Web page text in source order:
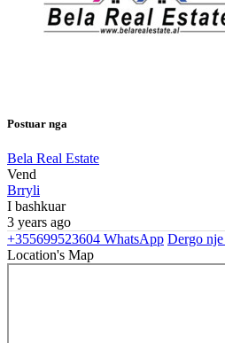
Postuar nga
Bela Real Estate
Vend
Brryli
I bashkuar
3 years ago
+355699523604 WhatsApp Dergo nje
Location's Map